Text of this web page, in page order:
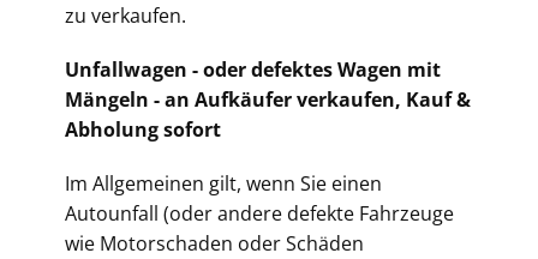
zu verkaufen.
Unfallwagen - oder defektes Wagen mit
Mängeln - an Aufkäufer verkaufen, Kauf &
Abholung sofort
Im Allgemeinen gilt, wenn Sie einen
Autounfall (oder andere defekte Fahrzeuge
wie Motorschaden oder Schäden